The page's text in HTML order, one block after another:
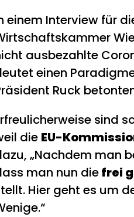
einem Interview für
ausbezahlte
einen
Ruck
sind
die EU-
„Nachdem man
man nun diefrei
Hier geht es um